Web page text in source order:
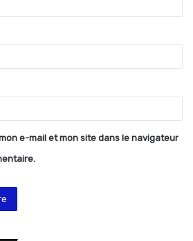
e-mail et mon site dans le navigateur